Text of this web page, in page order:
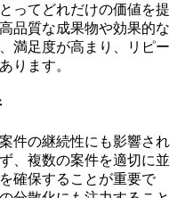
ってどれだけの価値を提
品質な成果物や効果的な
満足度が高まり、
リピー
ります。
件の継続性にも影響され
、 複数の案件を適切に並
確保することが重要で